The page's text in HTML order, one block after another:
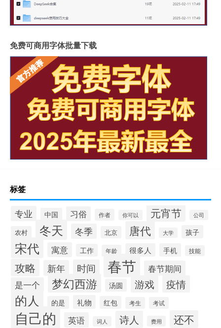
免费可商用字体批量下载
标签
专业 中国 习俗 作者 你可以 元宵节 公司
农村 冬天 冬季 北京 唐代 大学 孩子
宋代 寓意 工作 年龄 很多人 手机 技能
攻略 新年 时间 春节 春节期间
是一个 梦幻西游 汤圆 游戏 疫情
的人 的是 礼物 红包 考生 考试
自己的 英语 词人 诗人 费用 还不